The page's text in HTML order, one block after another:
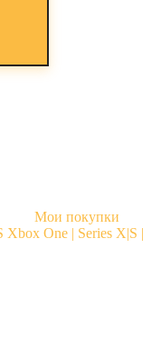
Мои покупки
Xbox One | Series X|S |